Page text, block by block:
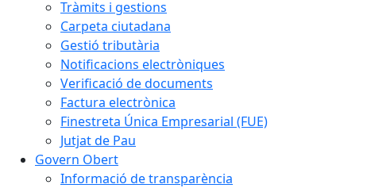
Tràmits i gestions
Carpeta ciutadana
Gestió tributària
Notificacions electròniques
Verificació de documents
Factura electrònica
Finestreta Única Empresarial (FUE)
Jutjat de Pau
Govern Obert
Informació de transparència